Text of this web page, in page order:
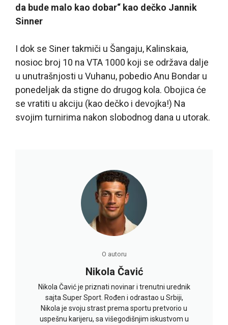
da bude malo kao dobar“ kao dečko Jannik
Sinner
I dok se Siner takmiči u Šangaju, Kalinskaia,
nosioc broj 10 na VTA 1000 koji se održava dalje
u unutrašnjosti u Vuhanu, pobedio Anu Bondar u
ponedeljak da stigne do drugog kola. Obojica će
se vratiti u akciju (kao dečko i devojka!) Na
svojim turnirima nakon slobodnog dana u utorak.
O autoru
Nikola Čavić
Nikola Čavić je priznati novinar i trenutni urednik
sajta Super Sport. Rođen i odrastao u Srbiji,
Nikola je svoju strast prema sportu pretvorio u
uspešnu karijeru, sa višegodišnjim iskustvom u